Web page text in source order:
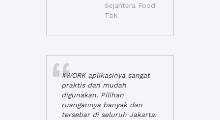
Sejahtera Food
Tbk
XWORK aplikasinya sangat
praktis dan mudah
digunakan. Pilihan
ruangannya banyak dan
tersebar di seluruh Jakarta.